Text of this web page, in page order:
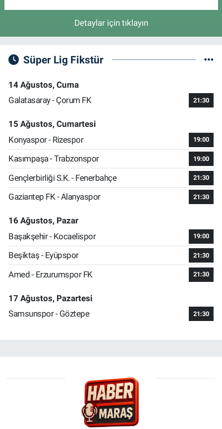
Detaylar için tıklayın
Süper Lig Fikstür
14 Ağustos, Cuma
Galatasaray - Çorum FK
21:30
15 Ağustos, Cumartesi
Konyaspor - Rizespor
19:00
Kasımpaşa - Trabzonspor 19:00
Gençlerbirliği S.K. - Fenerbahçe 21:30
Gaziantep FK - Alanyaspor 21:30
16 Ağustos, Pazar
Başakşehir - Kocaelispor
19:00
Beşiktaş - Eyüpspor 21:30
Amed - Erzurumspor FK 21:30
17 Ağustos, Pazartesi
Samsunspor - Göztepe
21:30